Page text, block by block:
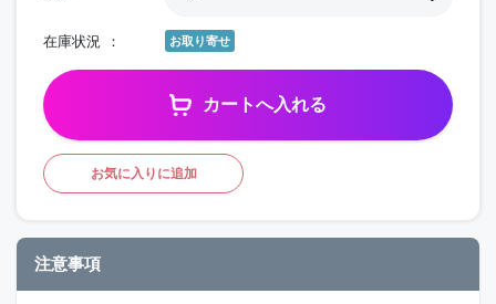
在庫状況 お取り寄せ
カートへ入れる
お気に入りに追加
注意事項